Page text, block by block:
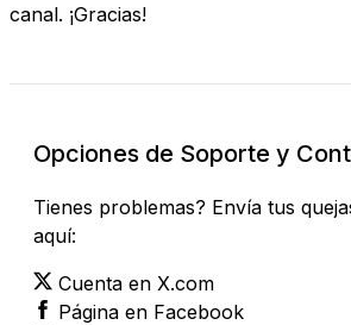
canal. ¡Gracias!
Opciones de Soporte y
Tienes problemas? Envía tus
aquí:
Cuenta en X.com
Página en Facebook